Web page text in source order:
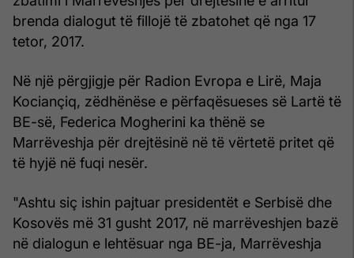
brenda dialogut të fillojë të zbatohet që nga 17
tetor, 2017.
Në një përgjigje për Radion Evropa e Lirë, Maja
Kociançiq, zëdhënëse e përfaqësueses së Lartë të
BE-së, Federica Mogherini ka thënë se
Marrëveshja për drejtësinë në të vërtetë pritet që
të hyjë në fuqi nesër.
"Ashtu siç ishin pajtuar presidentët e Serbisë dhe
Kosovës më 31 gusht 2017, në marrëveshjen bazë
në dialogun e lehtësuar nga BE-ja, Marrëveshja